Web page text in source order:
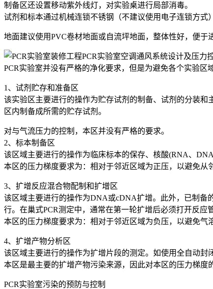
制备区还设置移动紫外线灯，对实验桌进行局部消毒。
试剂和标本通过机械连锁不锈钢（不建议使用电子连锁方式
地面建议使用PVC卷材地面或自流坪地面，整体性好，便于
PCR实验室空调通风系统设计及压力
PCR实验室并没有严格的净化要求，但是为避免各个实验
1、试剂贮存和准备区
该实验区主要进行的操作为贮存试剂的制备、试剂的分装
区内制备成所需的贮存试剂。
对与气流压力的控制，本区并没有严格的要求。
2、标本制备区
该区域主要进行的操作为临床标本的保存、核酸(RNA、
本区的压力梯度要求为：相对于邻近区域为正压，以避免
3、扩增反应混合物配制和扩增区
该区域主要进行的操作为DNA或cDNA扩增。此外，已制备
行。在巢式PCR测定中，通常在第一轮扩增后必须打开反应
本区的压力梯度要求为：相对于邻近区域为负压，以避免气
4、扩增产物分析区
该区域主要进行的操作为扩增片段的测定。如使用全自动封
本区是最主要的扩增产物污染来源，因此对本区的压力梯度
PCR实验室污染的预防与控制